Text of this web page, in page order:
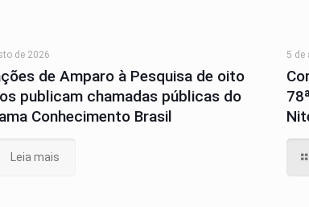
de 2026
de Amparo à Pesquisa de oito
publicam chamadas públicas do
Conhecimento Brasil
Leia mais
5 de